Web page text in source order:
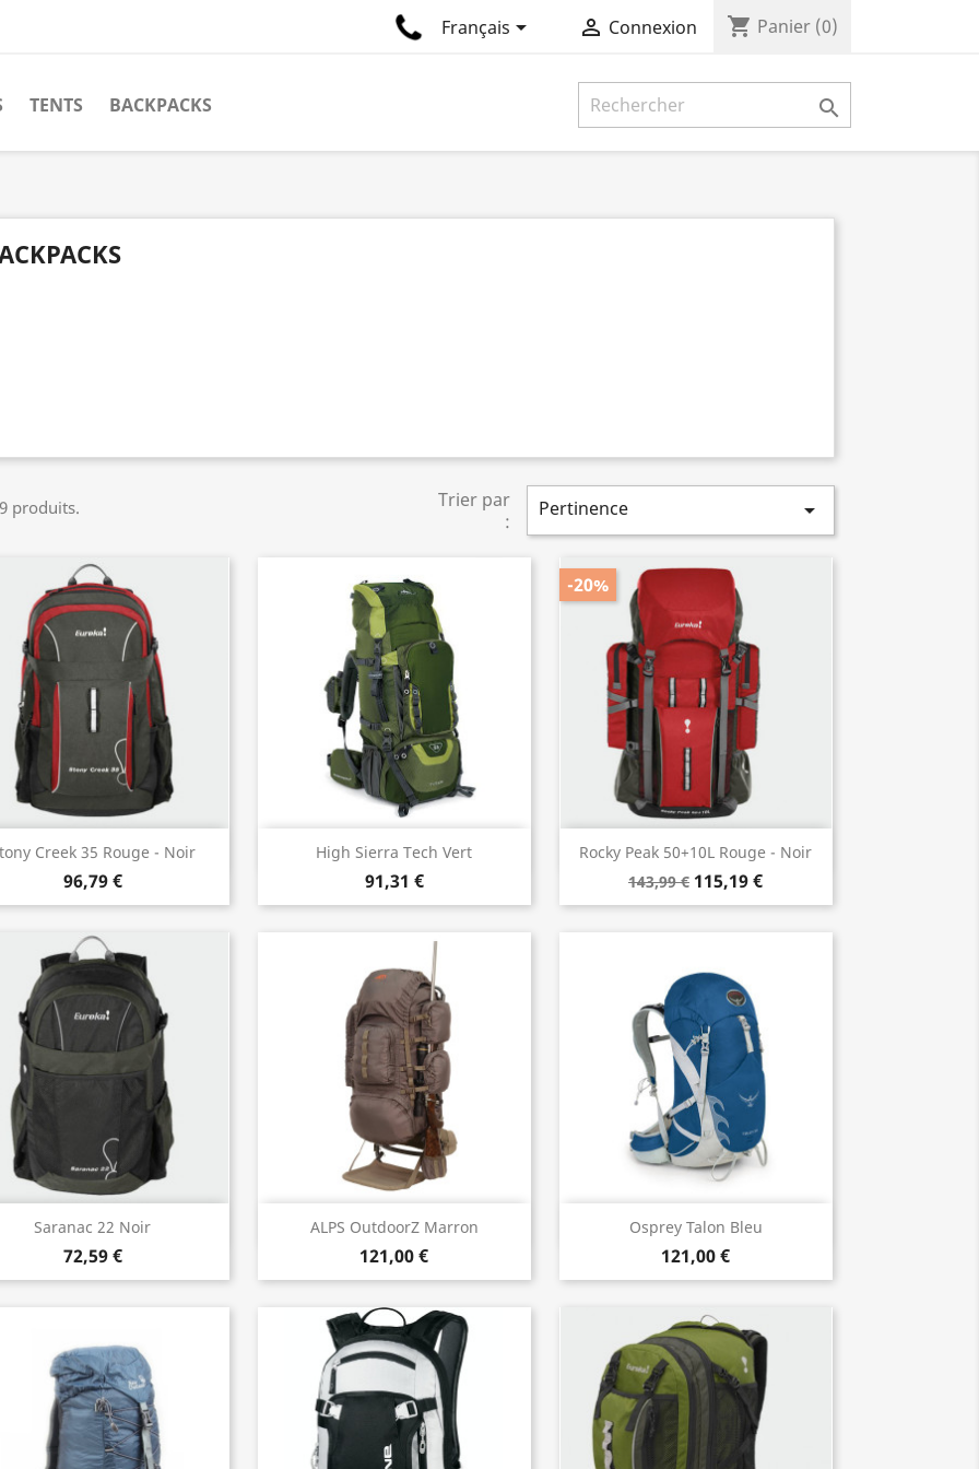
Français  Connexion shopping_cart Panier (0)
TENTS BACKPACKS 
produits.
Trier par
:
Pertinence 
Creek 35 Rouge - Noir
96,79 €
Aperçu rapide High Sierra Tech Vert
91,31 €
Aperçu rapide
Rocky Peak 50+10L Rouge - Noir
143,99 € 115,19 €
-20%
Aperçu rapide
Saranac 22 Noir
72,59 €
Aperçu rapide ALPS OutdoorZ Marron
121,00 €
 Aperçu rapide Osprey Talon Bleu
121,00 €
Aperçu rapide